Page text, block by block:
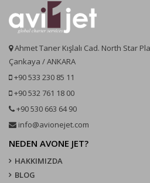
Ahmet Taner Kışlalı Cad. North Star
Çankaya / ANKARA
+90 533 230 85 11
+90 532 761 18 00
+90 530 663 64 90
info@avionejet.com
NEDEN AVONE JET?
HAKKIMIZDA
BLOG